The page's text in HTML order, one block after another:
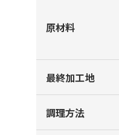
原材料
最終加工地
調理方法